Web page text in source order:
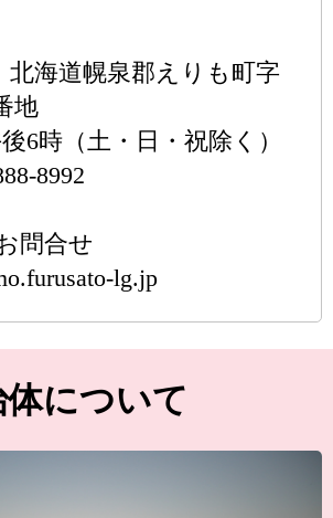
海道幌泉郡えりも町字
地
6時（土・日・祝除く）
8992
問合せ
lg.jp
について